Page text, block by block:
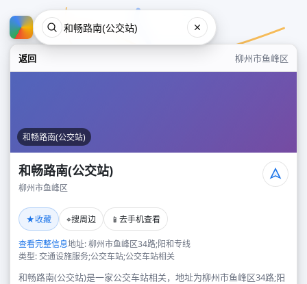
返回 柳州市鱼峰区
和畅路南(公交站)
和畅路南(公交站)
柳州市鱼峰区
★收藏 ⌖搜周边 📱 去手机查看
查看完整信息地址: 柳州市鱼峰区34路;阳和专线
类型: 交通设施服务;公交车站;公交车站相关
和畅路南(公交站)是一家公交车站相关，地址为柳州市鱼峰区34路;阳